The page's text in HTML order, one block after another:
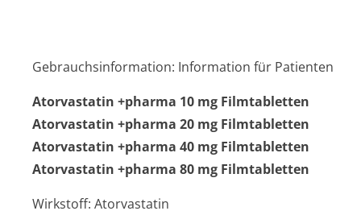
Gebrauchsinformation: Information für Patienten
Atorvastatin +pharma 10 mg Filmtabletten
Atorvastatin +pharma 20 mg Filmtabletten
Atorvastatin +pharma 40 mg Filmtabletten
Atorvastatin +pharma 80 mg Filmtabletten
Wirkstoff: Atorvastatin